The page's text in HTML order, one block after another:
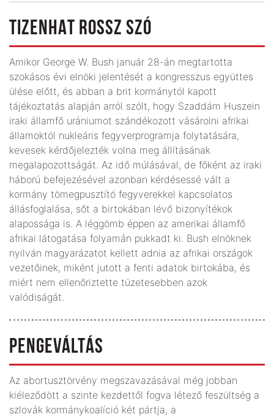
TIZENHAT ROSSZ SZÓ
Amikor George W. Bush január 28-án megtartotta
szokásos évi elnöki jelentését a kongresszus együttes
ülése előtt, és abban a brit kormánytól kapott
tájékoztatás alapján arról szólt, hogy Szaddám Huszein
iraki államfő urániumot szándékozott vásárolni afrikai
államoktól nukleáris fegyverprogramja folytatására,
kevesek kérdőjelezték volna meg állításának
megalapozottságát. Az idő múlásával, de főként az iraki
háború befejezésével azonban kérdésessé vált a
kormány tömegpusztító fegyverekkel kapcsolatos
állásfoglalása, sőt a birtokában lévő bizonyítékok
alapossága is. A léggömb éppen az amerikai államfő
afrikai látogatása folyamán pukkadt ki. Bush elnöknek
nyilván magyarázatot kellett adnia az afrikai országok
vezetőinek, miként jutott a fenti adatok birtokába, és
miért nem ellenőriztette tüzetesebben azok
valódiságát.
PENGEVÁLTÁS
Az abortusztörvény megszavazásával még jobban
kiéleződött a szinte kezdettől fogva létező feszültség a
szlovák kormánykoalíció két pártja, a